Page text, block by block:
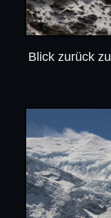
Blick zurück